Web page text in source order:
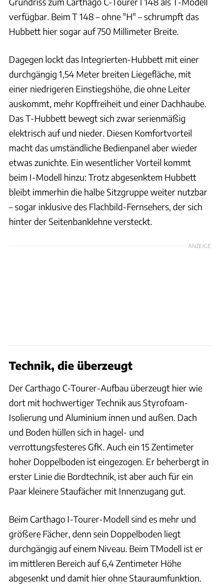
verfügbar. Beim T 148 – ohne "H" – schrumpft das
Hubbett hier sogar auf 750 Millimeter Breite.
Dagegen lockt das Integrierten-Hubbett mit einer
durchgängig 1,54 Meter breiten Liegefläche, mit
einer niedrigeren Einstiegshöhe, die ohne Leiter
auskommt, mehr Kopffreiheit und einer Dachhaube.
Das T-Hubbett bewegt sich zwar serienmäßig
elektrisch auf und nieder. Diesen Komfortvorteil
macht das umständliche Bedienpanel aber wieder
etwas zunichte. Ein wesentlicher Vorteil kommt
beim I-Modell hinzu: Trotz abgesenktem Hubbett
bleibt immerhin die halbe Sitzgruppe weiter nutzbar
– sogar inklusive des Flachbild-Fernsehers, der sich
hinter der Seitenbanklehne versteckt.
ANZEIGE
Technik, die überzeugt
Der Carthago C-Tourer-Aufbau überzeugt hier wie
dort mit hochwertiger Technik aus Styrofoam-
Isolierung und Aluminium innen und außen. Dach
und Boden hüllen sich in hagel- und
verrottungsfesteres GfK. Auch ein 15 Zentimeter
hoher Doppelboden ist eingezogen. Er beherbergt in
erster Linie die Bordtechnik, ist aber auch für ein
Paar kleinere Staufächer mit Innenzugang gut.
Beim Carthago I-Tourer-Modell sind es mehr und
größere Fächer, denn sein Doppelboden liegt
durchgängig auf einem Niveau. Beim TModell ist er
im mittleren Bereich auf 6,4 Zentimeter Höhe
abgesenkt und damit hier ohne Stauraumfunktion.